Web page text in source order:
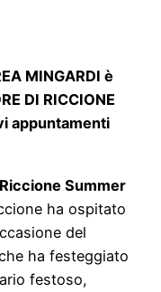
MINGARDI è
DI RICCIONE
appuntamenti
Riccione Summer
ha ospitato
del
ha festeggiato
festoso,